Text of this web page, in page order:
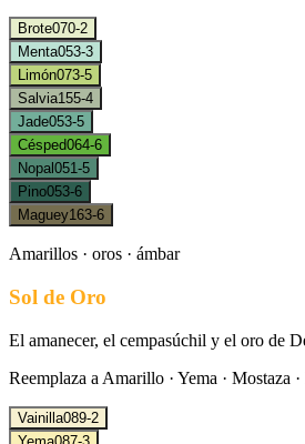
Brote070-2
Menta053-3
Limón073-5
Salvia155-4
Jade053-5
Césped064-6
Nopal 051-5
Pino053-6
Maguey163-6
Amarillos · oros · ámbar
Sol de Oro
El amanecer, el cempasúchil y el oro de
Reemplaza a Amarillo · Yema · Mostaza
Vainilla089-2